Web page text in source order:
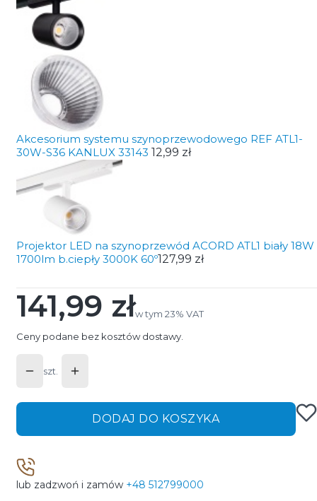
Akcesorium systemu szynoprzewodowego REF ATL1-
30W-S36 KANLUX 33143 12,99 zł
Projektor LED na szynoprzewód ACORD ATL1 biały 18W
1700lm b.ciepły 3000K 60º127,99 zł
Cena
141,99 złw tym 23% VAT
w tym 23% VAT
Ceny podane bez kosztów dostawy.
szt.
DODAJ DO KOSZYKA
lub zadzwoń i zamów +48 512799000